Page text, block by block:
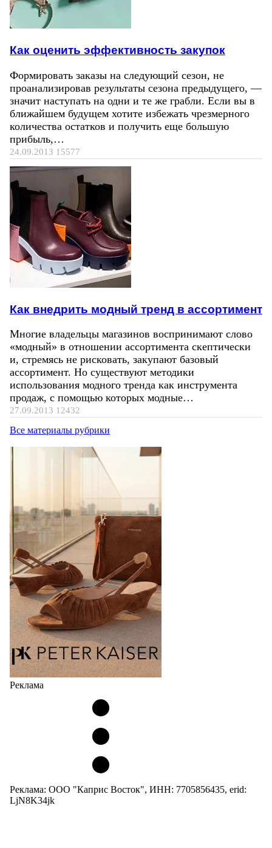
Как оценить эффективность закупок
Формировать заказы на следующий сезон, не
проанализировав результаты сезона предыдущего, —
значит наступать на одни и те же грабли. Если вы в
ближайшем будущем хотите избежать чрезмерного
количества остатков и получить еще большую
прибыль,…
24.09.2013 15577
Как внедрить модный тренд в ассортимент
Многие владельцы магазинов воспринимают слово
«модный» в отношении ассортимента скептически
и, стремясь не рисковать, закупают базовый
ассортимент. Но существуют методики
использования модного тренда как инструмента
продаж, с помощью которых модные…
27.09.2013 12432
Все материалы рубрики
Реклама
Реклама: ООО "Каприс Восток", ИНН: 7705856435, erid:
LjN8K34jk